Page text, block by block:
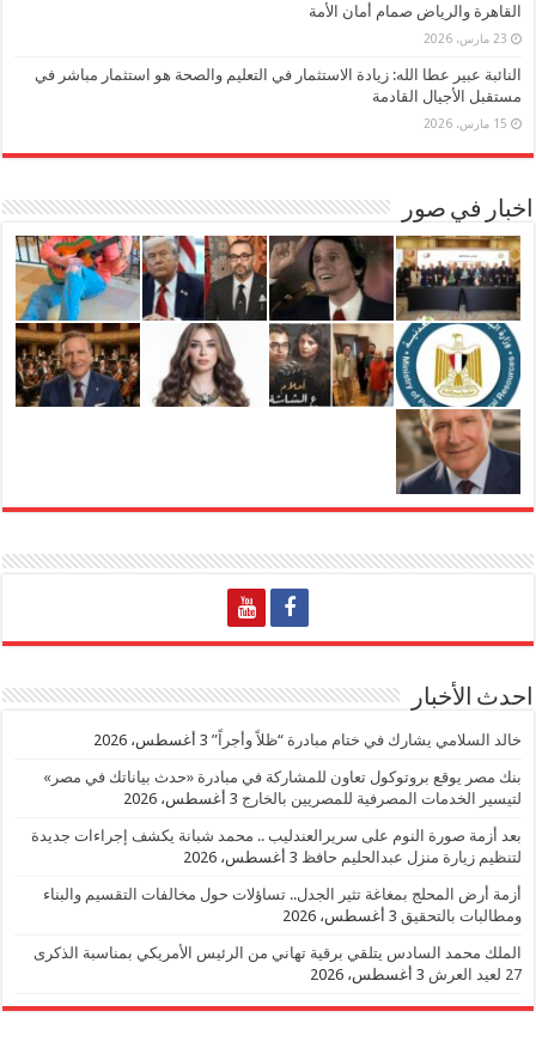
القاهرة والرياض صمام أمان الأمة
23 مارس، 2026
النائبة عبير عطا الله: زيادة الاستثمار في التعليم والصحة هو استثمار مباشر في
مستقبل الأجيال القادمة
15 مارس، 2026
اخبار في صور
احدث الأخبار
خالد السلامي يشارك في ختام مبادرة “ظلاً وأجراً” 3 أغسطس، 2026
بنك مصر يوقع بروتوكول تعاون للمشاركة في مبادرة «حدث بياناتك في مصر»
لتيسير الخدمات المصرفية للمصريين بالخارج 3 أغسطس، 2026
بعد أزمة صورة النوم على سريرالعندليب .. محمد شبانة يكشف إجراءات جديدة
لتنظيم زيارة منزل عبدالحليم حافظ 3 أغسطس، 2026
أزمة أرض المحلج بمغاغة تثير الجدل.. تساؤلات حول مخالفات التقسيم والبناء
ومطالبات بالتحقيق 3 أغسطس، 2026
الملك محمد السادس يتلقي برقية تهاني من الرئيس الأمريكي بمناسبة الذكرى
27 لعيد العرش
3 أغسطس، 2026